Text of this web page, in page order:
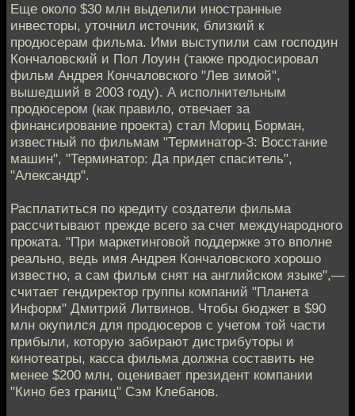
Еще около $30 млн выделили иностранные
инвесторы, уточнил источник, близкий к
продюсерам фильма. Ими выступили сам господин
Кончаловский и Пол Лоуин (также продюсировал
фильм Андрея Кончаловского "Лев зимой",
вышедший в 2003 году). А исполнительным
продюсером (как правило, отвечает за
финансирование проекта) стал Мориц Борман,
известный по фильмам "Терминатор-3: Восстание
машин", "Терминатор: Да придет спаситель",
"Александр".
Расплатиться по кредиту создатели фильма
рассчитывают прежде всего за счет международного
проката. "При маркетинговой поддержке это вполне
реально, ведь имя Андрея Кончаловского хорошо
известно, а сам фильм снят на английском языке",—
считает гендиректор группы компаний "Планета
Информ" Дмитрий Литвинов. Чтобы бюджет в $90
млн окупился для продюсеров с учетом той части
прибыли, которую забирают дистрибуторы и
кинотеатры, касса фильма должна составить не
менее $200 млн, оценивает президент компании
"Кино без границ" Сэм Клебанов.